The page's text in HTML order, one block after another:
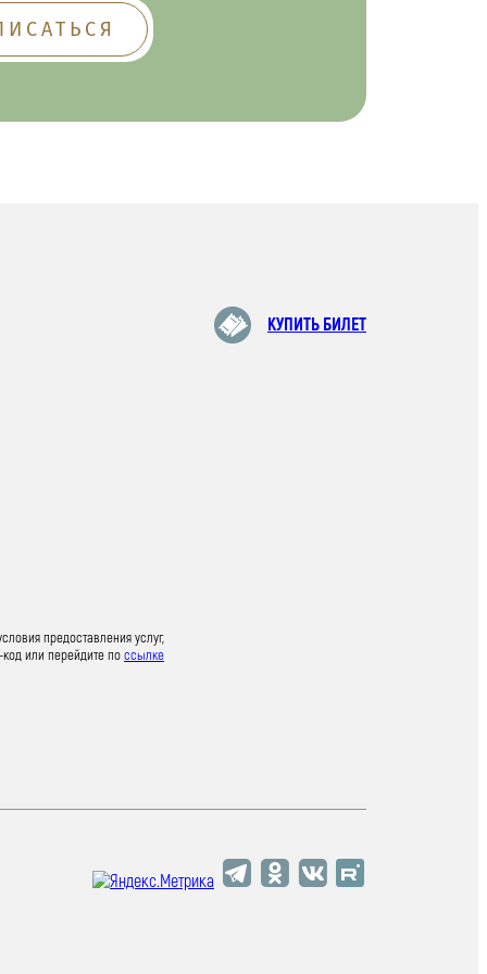
КУПИТЬ БИЛЕТ
предоставления услуг,
код или перейдите поссылке